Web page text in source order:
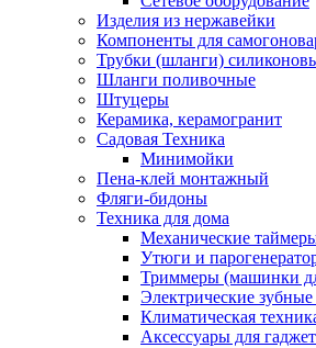
Изделия из нержавейки
Компоненты для
Трубки (шланги)
Шланги поливочные
Штуцеры
Керамика, керамогранит
Садовая Техника
Минимойки
Пена-клей монтажный
Фляги-бидоны
Техника для дома
Механические
Утюги и
Триммеры (машинки
Электрические
Климатическая
Аксессуары для